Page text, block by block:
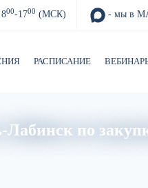
00-1700 (МСК) - мы в
РАСПИСАНИЕ
Лабинск по